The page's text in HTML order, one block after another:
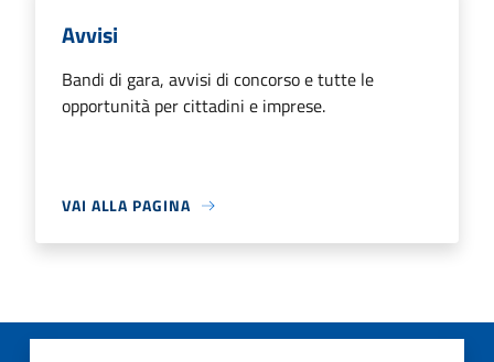
Avvisi
Bandi di gara, avvisi di concorso e tutte le
opportunità per cittadini e imprese.
VAI ALLA PAGINA